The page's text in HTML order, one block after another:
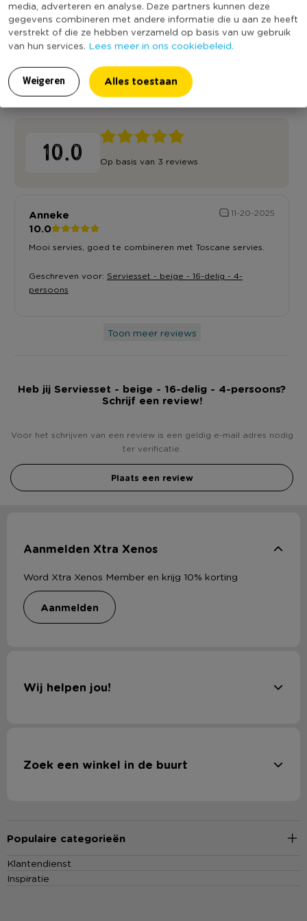
media, adverteren en analyse. Deze partners kunnen deze
gegevens combineren met andere informatie die u aan ze heeft
verstrekt of die ze hebben verzameld op basis van uw gebruik
van hun services. Lees meer in ons cookiebeleid.
Weigeren Alles toestaan
bekend
Reviews
10.0 Op basis van 3 reviews
Anneke 11-20-2025
10.0
Mooi servies, goed te combineren met Toscane servies.
Geschreven voor: Serviesset - beige - 16-delig - 4-
persoons
Toon meer reviews
Heb jij Serviesset - beige - 16-delig - 4-persoons?
Schrijf een review!
Voor het schrijven van een review is een geldig e-mail adres nodig
ter verificatie.
Plaats een review
Aanmelden Xtra Xenos
Word Xtra Xenos Member en krijg 10% korting
aanmelden
Wij helpen jou!
Zoek een winkel in de buurt
Populaire categorieën
Klantendienst
Inspiratie